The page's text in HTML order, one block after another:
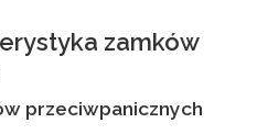
zamków
przeciwpanicznych